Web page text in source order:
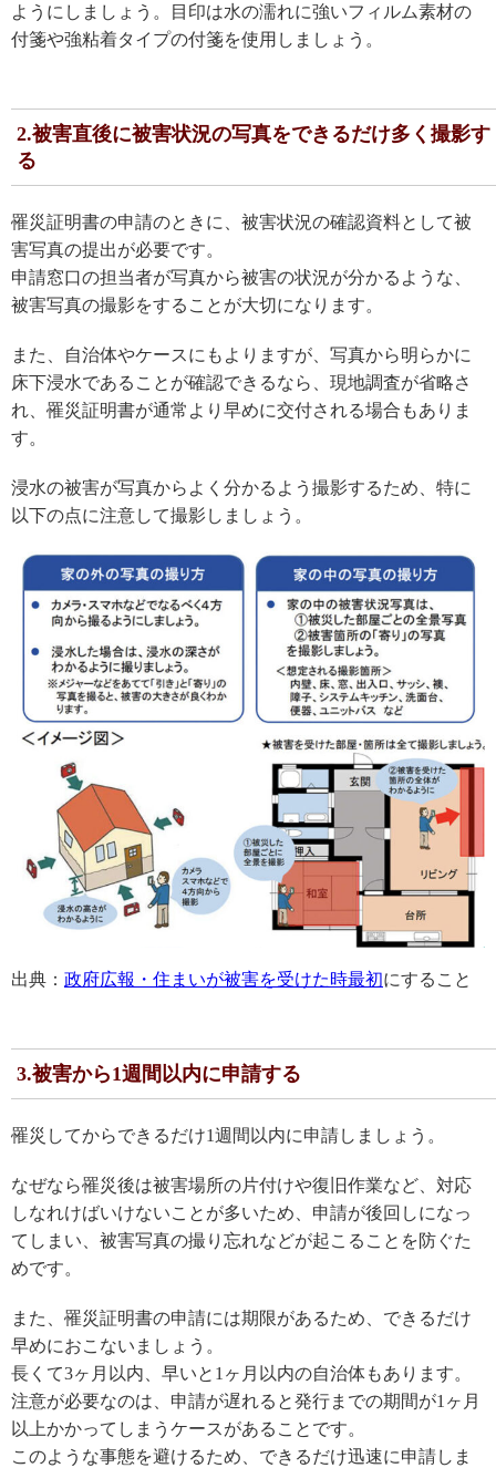
ようにしましょう。目印は水の濡れに強いフィルム素材の
付箋や強粘着タイプの付箋を使用しましょう。
2.被害直後に被害状況の写真をできるだけ多く撮影す
る
罹災証明書の申請のときに、被害状況の確認資料として被
害写真の提出が必要です。
申請窓口の担当者が写真から被害の状況が分かるような、
被害写真の撮影をすることが大切になります。
また、自治体やケースにもよりますが、写真から明らかに
床下浸水であることが確認できるなら、現地調査が省略さ
れ、罹災証明書が通常より早めに交付される場合もありま
す。
浸水の被害が写真からよく分かるよう撮影するため、特に
以下の点に注意して撮影しましょう。
出典： 政府広報・住まいが被害を受けた時最初にすること
3.被害から1週間以内に申請する
罹災してからできるだけ1週間以内に申請しましょう。
なぜなら罹災後は被害場所の片付けや復旧作業など、対応
しなれけばいけないことが多いため、申請が後回しになっ
てしまい、被害写真の撮り忘れなどが起こることを防ぐた
めです。
また、罹災証明書の申請には期限があるため、できるだけ
早めにおこないましょう。
長くて3ヶ月以内、早いと1ヶ月以内の自治体もあります。
注意が必要なのは、申請が遅れると発行までの期間が1ヶ月
以上かかってしまうケースがあることです。
このような事態を避けるため、できるだけ迅速に申請しま